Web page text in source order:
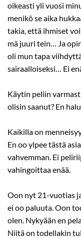
oikeasti yli vuosi
menikö se aika
takia, että ihmiset
mä juuri tein… Ja
oli mun tapa
sairaalloiseksi… Ei
Käytin peliin
olisin saanut? En
Kaikilla on
En oo ylpee tästä
vahvemman. Ei
vahingoittaa enää.
Oon nyt 21-vuotias
ei oo paluuta. Oon
olen. Nykyään en
Niitä on todellakin